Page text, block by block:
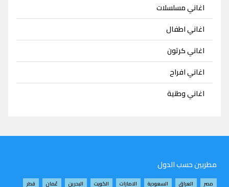
اغاني مسلسلات
اغاني اطفال
اغاني كرتون
اغاني افراح
اغاني وطنية
مطربين حسب الدول
مصر العراق السعودية الامارات الكويت البحرين عُمان قطر